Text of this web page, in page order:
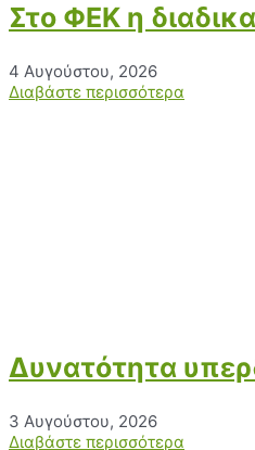
Στο ΦΕΚ η
4 Αυγούστου, 2026
Διαβάστε περισσότερα
Δυνατότητα
3 Αυγούστου, 2026
Διαβάστε περισσότερα